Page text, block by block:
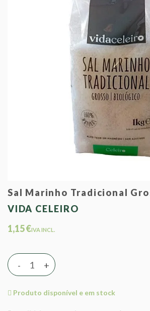
Sal Marinho Tradicional
VIDA CELEIRO
1,15 €IVA INCL.
+
-
Produto disponível e em stock